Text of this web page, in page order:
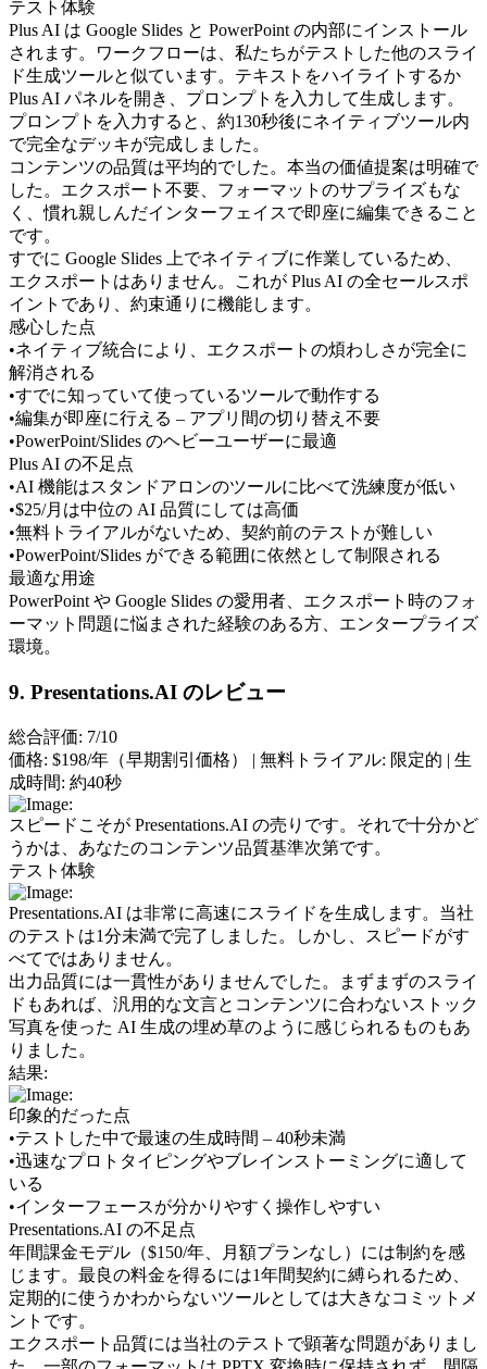
テスト体験
Plus AI は Google Slides と PowerPoint の内部にインストール
されます。ワークフローは、私たちがテストした他のスライ
ド生成ツールと似ています。テキストをハイライトするか
Plus AI パネルを開き、プロンプトを入力して生成します。
プロンプトを入力すると、約130秒後にネイティブツール内
で完全なデッキが完成しました。
コンテンツの品質は平均的でした。本当の価値提案は明確で
した。エクスポート不要、フォーマットのサプライズもな
く、慣れ親しんだインターフェイスで即座に編集できること
です。
すでに Google Slides 上でネイティブに作業しているため、
エクスポートはありません。これが Plus AI の全セールスポ
イントであり、約束通りに機能します。
感心した点
•ネイティブ統合により、エクスポートの煩わしさが完全に
解消される
•すでに知っていて使っているツールで動作する
•編集が即座に行える – アプリ間の切り替え不要
•PowerPoint/Slides のヘビーユーザーに最適
Plus AI の不足点
•AI 機能はスタンドアロンのツールに比べて洗練度が低い
•$25/月は中位の AI 品質にしては高価
•無料トライアルがないため、契約前のテストが難しい
•PowerPoint/Slides ができる範囲に依然として制限される
最適な用途
PowerPoint や Google Slides の愛用者、エクスポート時のフォ
ーマット問題に悩まされた経験のある方、エンタープライズ
環境。
9. Presentations.AI のレビュー
総合評価: 7/10
価格: $198/年（早期割引価格） | 無料トライアル: 限定的 | 生
成時間: 約40秒
スピードこそが Presentations.AI の売りです。それで十分かど
うかは、あなたのコンテンツ品質基準次第です。
テスト体験
Presentations.AI は非常に高速にスライドを生成します。当社
のテストは1分未満で完了しました。しかし、スピードがす
べてではありません。
出力品質には一貫性がありませんでした。まずまずのスライ
ドもあれば、汎用的な文言とコンテンツに合わないストック
写真を使った AI 生成の埋め草のように感じられるものもあ
りました。
結果:
印象的だった点
•テストした中で最速の生成時間 – 40秒未満
•迅速なプロトタイピングやブレインストーミングに適して
いる
•インターフェースが分かりやすく操作しやすい
Presentations.AI の不足点
年間課金モデル（$150/年、月額プランなし）には制約を感
じます。最良の料金を得るには1年間契約に縛られるため、
定期的に使うかわからないツールとしては大きなコミットメ
ントです。
エクスポート品質には当社のテストで顕著な問題がありまし